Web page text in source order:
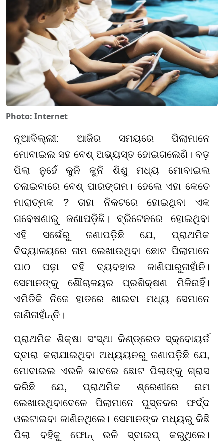
Photo: Internet
ନୂଆଦିଲ୍ଲୀ: ଆଜିର ସମୟରେ ପିଲାମାନେ
ମୋବାଇଲ ସହ ବେଶ୍ ଅଭ୍ୟସ୍ତ ହୋଇଗଲେଣି। ବଡ଼
ପିଲା ନୁହେଁ କୁନି କୁନି ଶିଶୁ ମଧ୍ୟ ମୋବାଇଲ
ଚଳାଇବାରେ ବେଶ୍ ପାରଙ୍ଗମ। ହେଲେ ଏହା କେତେ
ମାରାତ୍ମକ ? ତାହା ନିକଟରେ ହୋଇଥିବା ଏକ
ଗବେଷଣାରୁ ଜଣାପଡ଼ିଛି। ବ୍ରିଟେନରେ ହୋଇଥିବା
ଏହି ସର୍ଭେରୁ ଜଣାପଡ଼ିଛି ଯେ, ପ୍ରାଥମିକ
ବିଦ୍ୟାଳୟରେ ନାମ ଲେଖାଉଥିବା ଛୋଟ ପିଲାମାନେ
ପାଠ ପଢ଼ା ବହି ବ୍ୟବହାର ଜାଣିପାରୁନାହାଁନି।
ସେମାନଙ୍କୁ ଶୌଚାଳୟର ପ୍ରଶିକ୍ଷଣ ମିଳିନାହିଁ।
ଏମିତିକି ନିଜେ ହାତରେ ଖାଇବା ମଧ୍ୟ ସେମାନେ
ଜାଣିନାହାଁନ୍ତି।
ପ୍ରାଥମିକ ଶିକ୍ଷା ସଂସ୍ଥା କିଣ୍ଡ୍ରେଡ ସ୍କ୍ବୋୟର୍ଡ
ଦ୍ବାରା କରାଯାଇଥିବା ଅଧ୍ୟୟନରୁ ଜଣାପଡ଼ିଛି ଯେ,
ମୋବାଇଲ ଏଭଳି ଭାବରେ ଛୋଟ ପିଲାଙ୍କୁ ଗ୍ରାସ
କରିଛି ଯେ, ପ୍ରାଥମିକ ଶ୍ରେଣୀରେ ନାମ
ଲେଖାଉଥିବାବେଳେ ପିଲାମାନେ ପୁସ୍ତକର ଫର୍ଦ୍ଦ
ଓଲଟାଇବା ଜାଣିନଥିଲେ। ସେମାନଙ୍କ ମଧ୍ୟରୁ କିଛି
ପିଲା ବହିକୁ ଫୋନ୍ ଭଳି ସ୍ବାଇପ୍ କରୁଥିଲେ।